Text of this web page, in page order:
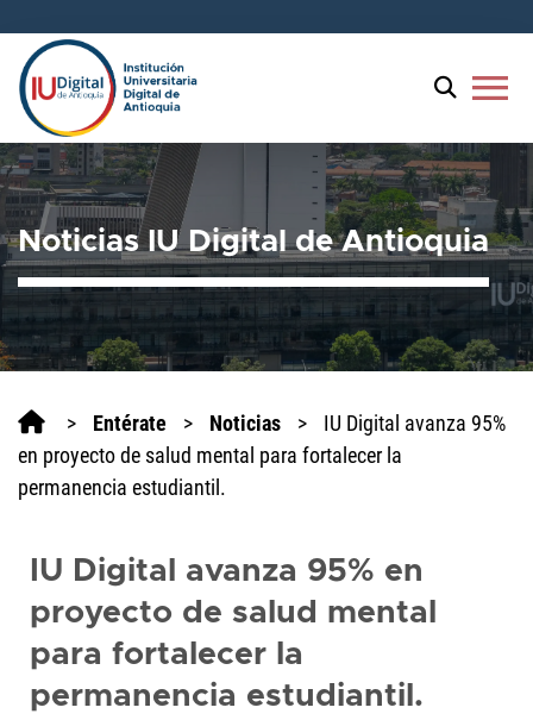
menu
Noticias IU Digital de Antioquia
> Entérate > Noticias >
IU Digital avanza 95%
en proyecto de salud mental para fortalecer la
permanencia estudiantil.
IU Digital avanza 95% en
proyecto de salud mental
para fortalecer la
permanencia estudiantil.